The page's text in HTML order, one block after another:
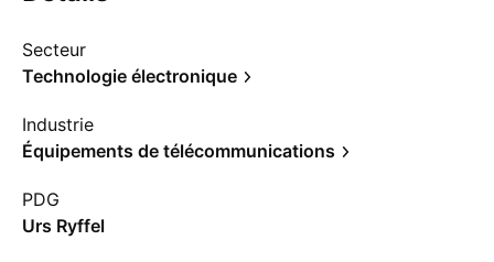
Secteur
Technologie électronique
Industrie
Équipements de télécommunications
PDG
Urs Ryffel